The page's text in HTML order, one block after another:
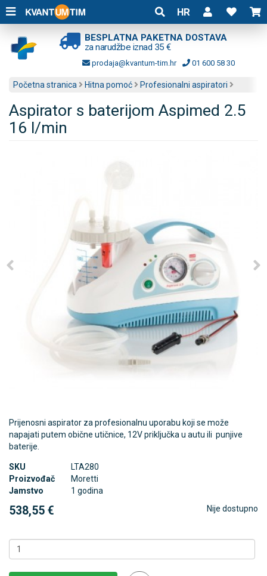
HR
BESPLATNA PAKETNA DOSTAVA
za narudžbe iznad 35 €
prodaja@kvantum-tim.hr 01 600 58 30
Početna stranica Hitna pomoć Profesionalni aspiratori
Aspirator s baterijom Aspimed 2.5
16 l/min
Prijenosni aspirator za profesionalnu uporabu koji se može
napajati putem obične utičnice, 12V priključka u autu ili punjive
baterije.
SKU
LTA280
Proizvođač
Moretti
Jamstvo
1 godina
538,55 € Nije dostupno